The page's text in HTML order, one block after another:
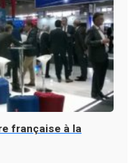
française à la